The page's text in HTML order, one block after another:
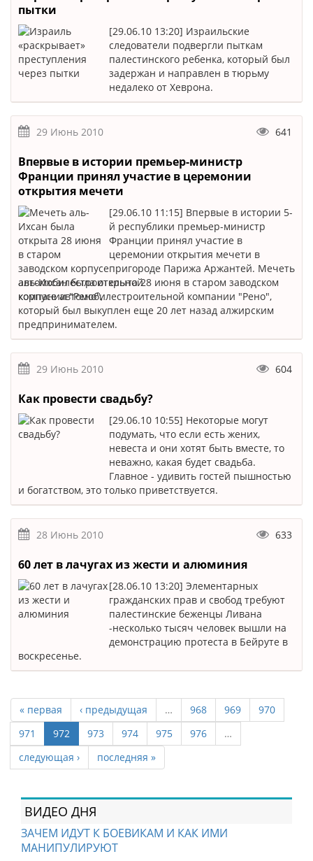
пытки
[29.06.10 13:20] Израильские
следователи подвергли пыткам
палестинского ребенка, который был
задержан и направлен в тюрьму
недалеко от Хеврона.
29 Июнь 2010 641
Впервые в истории премьер-министр
Франции принял участие в церемонии
открытия мечети
[29.06.10 11:15] Впервые в истории 5-
й республики премьер-министр
Франции принял участие в
церемонии открытия мечети в
пригороде Парижа Аржантей. Мечеть
аль-Ихсан была открыта 28 июня в старом заводском
корпусе автомобилестроительной компании "Рено",
который был выкуплен еще 20 лет назад алжирским
предпринимателем.
29 Июнь 2010 604
Как провести свадьбу?
[29.06.10 10:55] Некоторые могут
подумать, что если есть жених,
невеста и они хотят быть вместе, то
неважно, какая будет свадьба.
Главное - удивить гостей пышностью
и богатством, это только приветствуется.
28 Июнь 2010 633
60 лет в лачугах из жести и алюминия
[28.06.10 13:20] Элементарных
гражданских прав и свобод требуют
палестинские беженцы Ливана
-несколько тысяч человек вышли на
демонстрацию протеста в Бейруте в
воскресенье.
« первая ‹ предыдущая … 968 969
970
971
972 973 974 975 976
…
следующая ›
последняя »
ВИДЕО ДНЯ
ЗАЧЕМ ИДУТ К БОЕВИКАМ И КАК ИМИ
МАНИПУЛИРУЮТ